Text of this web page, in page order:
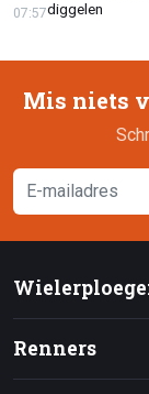
diggelen
07:57
Mis niets
Renners